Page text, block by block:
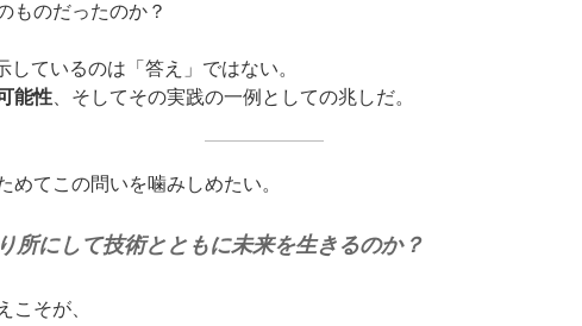
ものだったのか？
しているのは「答え」ではない。
能性 、そしてその実践の一例としての兆しだ。
めてこの問いを噛みしめたい。
所にして技術とともに未来を生きるのか？
こそが、